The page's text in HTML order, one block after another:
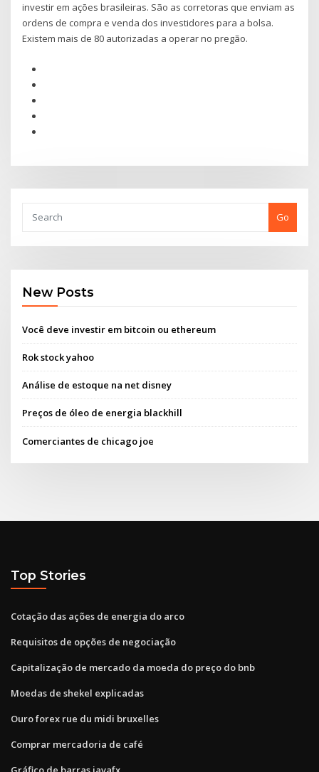
investir em ações brasileiras. São as corretoras que enviam as
ordens de compra e venda dos investidores para a bolsa.
Existem mais de 80 autorizadas a operar no pregão.
Go
New Posts
Você deve investir em bitcoin ou ethereum
Rok stock yahoo
Análise de estoque na net disney
Preços de óleo de energia blackhill
Comerciantes de chicago joe
Top Stories
Cotação das ações de energia do arco
Requisitos de opções de negociação
Capitalização de mercado da moeda do preço do bnb
Moedas de shekel explicadas
Ouro forex rue du midi bruxelles
Comprar mercadoria de café